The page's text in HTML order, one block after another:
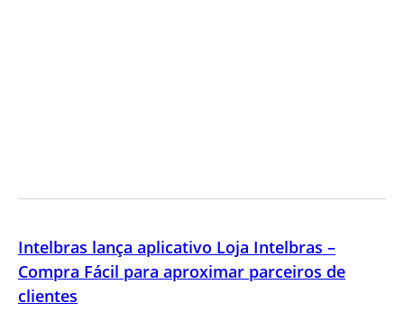
Intelbras lança aplicativo Loja Intelbras –
Compra Fácil para aproximar parceiros de
clientes